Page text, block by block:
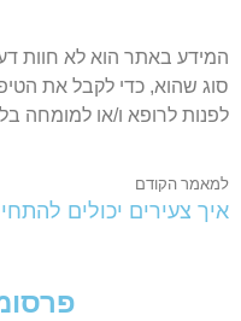
באתר הוא לא חוות
שהוא, כדי לקבל את
לרופא ו/או למומחה
הקודם
איך צעירים יכולים להתחיל להשתלב